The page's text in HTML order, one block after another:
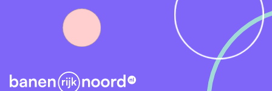
Solliciteren kan t/m 21 augustus 2026.
Stuur jouw schriftelijke sollicitatie, inclusief CV en foto,
sollicitatie@slimmerik-ondersteuning.nl, t.a.v. Dhr.
E. Velstra (directeur).